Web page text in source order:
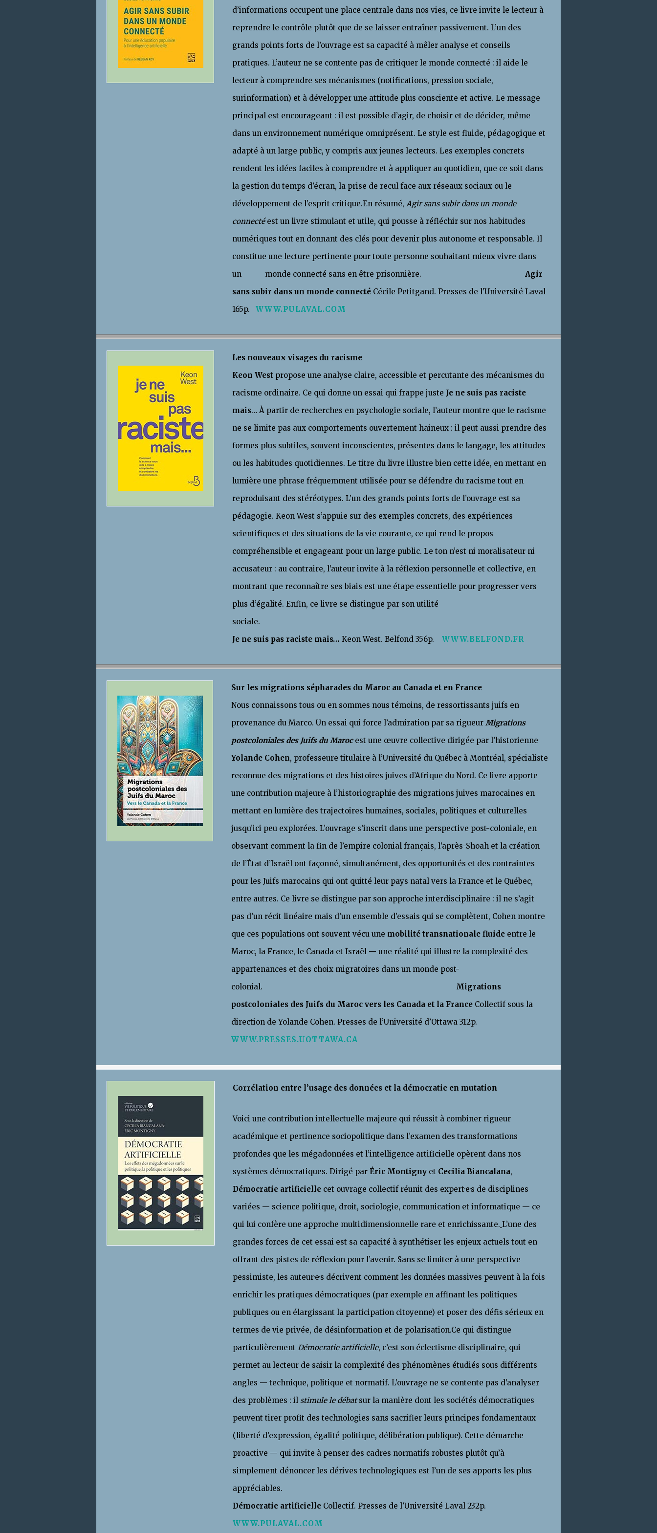
d’informations occupent une place centrale dans nos vies, ce livre invite le lecteur à
reprendre le contrôle plutôt que de se laisser entraîner passivement. L’un des
grands points forts de l’ouvrage est sa capacité à mêler analyse et conseils
pratiques. L’auteur ne se contente pas de critiquer le monde connecté : il aide le
lecteur à comprendre ses mécanismes (notifications, pression sociale,
surinformation) et à développer une attitude plus consciente et active. Le message
principal est encourageant : il est possible d’agir, de choisir et de décider, même
dans un environnement numérique omniprésent. Le style est fluide, pédagogique et
adapté à un large public, y compris aux jeunes lecteurs. Les exemples concrets
rendent les idées faciles à comprendre et à appliquer au quotidien, que ce soit dans
la gestion du temps d’écran, la prise de recul face aux réseaux sociaux ou le
développement de l’esprit critique.En résumé, Agir sans subir dans un monde
connectéest un livre stimulant et utile, qui pousse à réfléchir sur nos habitudes
numériques tout en donnant des clés pour devenir plus autonome et responsable. Il
constitue une lecture pertinente pour toute personne souhaitant mieux vivre dans
un monde connecté sans en être prisonnière. Agir
sans subir dans un monde connecté Cécile Petitgand. Presses de l’Université Laval
165p. WWW.PULAVAL.COM
Les nouveaux visages du racisme
Keon West propose une analyse claire, accessible et percutante des mécanismes du
racisme ordinaire. Ce qui donne un essai qui frappe juste Je ne suis pas raciste
mais… À partir de recherches en psychologie sociale, l’auteur montre que le racisme
ne se limite pas aux comportements ouvertement haineux : il peut aussi prendre des
formes plus subtiles, souvent inconscientes, présentes dans le langage, les attitudes
ou les habitudes quotidiennes. Le titre du livre illustre bien cette idée, en mettant en
lumière une phrase fréquemment utilisée pour se défendre du racisme tout en
reproduisant des stéréotypes. L’un des grands points forts de l’ouvrage est sa
pédagogie. Keon West s’appuie sur des exemples concrets, des expériences
scientifiques et des situations de la vie courante, ce qui rend le propos
compréhensible et engageant pour un large public. Le ton n’est ni moralisateur ni
accusateur : au contraire, l’auteur invite à la réflexion personnelle et collective, en
montrant que reconnaître ses biais est une étape essentielle pour progresser vers
plus d’égalité. Enfin, ce livre se distingue par son utilité
sociale.
Je ne suis pas raciste mais… Keon West. Belfond 356p. WWW.BELFOND.FR
Sur les migrations sépharades du Maroc au Canada et en France
Nous connaissons tous ou en sommes nous témoins, de ressortissants juifs en
provenance du Marco. Un essai qui force l’admiration par sa rigueur Migrations
postcoloniales des Juifs du Marocest une œuvre collective dirigée par l’historienne
Yolande Cohen, professeure titulaire à l’Université du Québec à Montréal, spécialiste
reconnue des migrations et des histoires juives d’Afrique du Nord. Ce livre apporte
une contribution majeure à l’historiographie des migrations juives marocaines en
mettant en lumière des trajectoires humaines, sociales, politiques et culturelles
jusqu’ici peu explorées. L’ouvrage s’inscrit dans une perspective post-coloniale, en
observant comment la fin de l’empire colonial français, l’après-Shoah et la création
de l’État d’Israël ont façonné, simultanément, des opportunités et des contraintes
pour les Juifs marocains qui ont quitté leur pays natal vers la France et le Québec,
entre autres. Ce livre se distingue par son approche interdisciplinaire : il ne s’agit
pas d’un récit linéaire mais d’un ensemble d’essais qui se complètent, Cohen montre
que ces populations ont souvent vécu une mobilité transnationale fluide entre le
Maroc, la France, le Canada et Israël — une réalité qui illustre la complexité des
appartenances et des choix migratoires dans un monde post-
colonial. Migrations
postcoloniales des Juifs du Maroc vers les Canada et la France Collectif sous la
direction de Yolande Cohen. Presses de l’Université d’Ottawa 312p.
WWW.PRESSES.UOTTAWA.CA
Corrélation entre l’usage des données et la démocratie en mutation
Voici une contribution intellectuelle majeure qui réussit à combiner rigueur
académique et pertinence sociopolitique dans l’examen des transformations
profondes que les mégadonnées et l’intelligence artificielle opèrent dans nos
systèmes démocratiques. Dirigé par Éric Montigny et Cecilia Biancalana,
Démocratie artificielle cet ouvrage collectif réunit des expert·e·s de disciplines
variées — science politique, droit, sociologie, communication et informatique — ce
qui lui confère une approche multidimensionnelle rare et enrichissante. L’une des
grandes forces de cet essai est sa capacité à synthétiser les enjeux actuels tout en
offrant des pistes de réflexion pour l’avenir. Sans se limiter à une perspective
pessimiste, les auteur·e·s décrivent comment les données massives peuvent à la fois
enrichir les pratiques démocratiques (par exemple en affinant les politiques
publiques ou en élargissant la participation citoyenne) et poser des défis sérieux en
termes de vie privée, de désinformation et de polarisation.Ce qui distingue
particulièrement Démocratie artificielle, c’est son éclectisme disciplinaire, qui
permet au lecteur de saisir la complexité des phénomènes étudiés sous différents
angles — technique, politique et normatif. L’ouvrage ne se contente pas d’analyser
des problèmes : il stimule le débatsur la manière dont les sociétés démocratiques
peuvent tirer profit des technologies sans sacrifier leurs principes fondamentaux
(liberté d’expression, égalité politique, délibération publique). Cette démarche
proactive — qui invite à penser des cadres normatifs robustes plutôt qu’à
simplement dénoncer les dérives technologiques est l’un de ses apports les plus
appréciables.
Démocratie artificielle Collectif. Presses de l’Université Laval 232p.
WWW.PULAVAL.COM